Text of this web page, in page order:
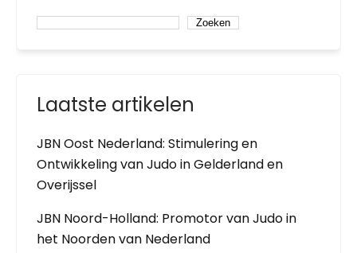
Zoeken
Laatste artikelen
JBN Oost Nederland: Stimulering en
Ontwikkeling van Judo in Gelderland en
Overijssel
JBN Noord-Holland: Promotor van Judo in
het Noorden van Nederland